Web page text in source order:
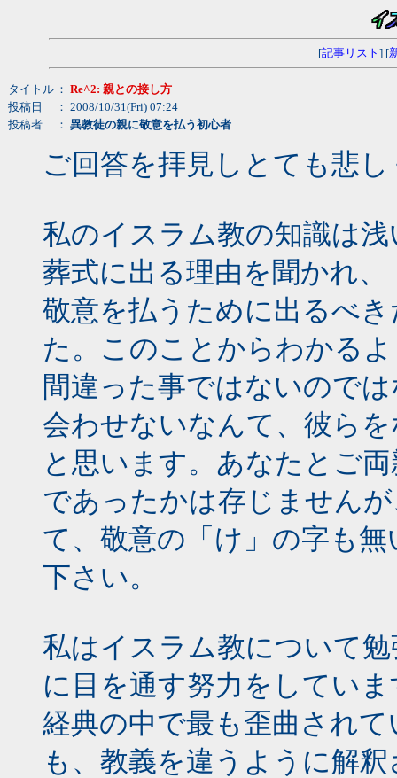
[記事リスト ] [
タイトル ： Re^2: 親との接し方
投稿日
： 2008/10/31(Fri) 07:24
投稿者
： 異教徒の親に敬意を払う初心者
ご回答を拝見しとても悲
私のイスラム教の知識は
葬式に出る理由を聞かれ
敬意を払うために出るべ
た。このことからわかる
間違った事ではないので
会わせないなんて、彼ら
と思います。あなたとご
であったかは存じません
て、敬意の「け」の字も
下さい。
私はイスラム教について
に目を通す努力をしてい
経典の中で最も歪曲され
も、教義を違うように解